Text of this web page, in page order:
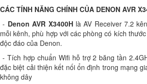
CÁC TÍNH NĂNG CHÍNH CỦA DENON AVR
- Denon AVR X3400Hlà AV Receiver 7.2
mỗi kênh, phù hợp với các phòng có kích
độc đáo của Denon.
- Tích hợp chuẩn Wifi hỗ trợ 2 băng tần
đặc biệt cải thiện kết nối ổn định trong mạng
không dây